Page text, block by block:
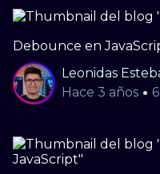
Debounce en
Leonidas
Hace 3 años 6